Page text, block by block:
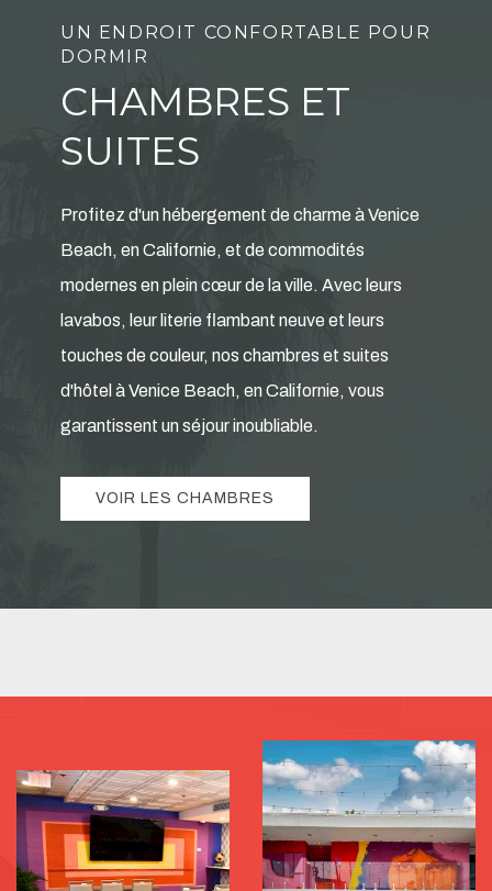
UN ENDROIT CONFORTABLE POUR
DORMIR
CHAMBRES ET
SUITES
Profitez d'un hébergement de charme à Venice
Beach, en Californie, et de commodités
modernes en plein cœur de la ville. Avec leurs
lavabos, leur literie flambant neuve et leurs
touches de couleur, nos chambres et suites
d'hôtel à Venice Beach, en Californie, vous
garantissent un séjour inoubliable.
VOIR LES CHAMBRES